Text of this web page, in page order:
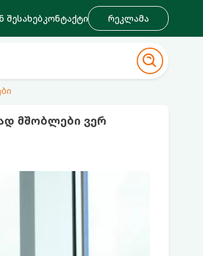
შესახებკონტაქტი რეკლამა
მშობლები ვერ